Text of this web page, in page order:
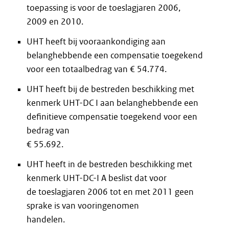
toepassing is voor de toeslagjaren 2006,
2009 en 2010.
UHT heeft bij vooraankondiging aan
belanghebbende een compensatie toegekend
voor een totaalbedrag van € 54.774.
UHT heeft bij de bestreden beschikking met
kenmerk UHT-DC I aan belanghebbende een
definitieve compensatie toegekend voor een
bedrag van
€ 55.692.
UHT heeft in de bestreden beschikking met
kenmerk UHT-DC-I A beslist dat voor
de toeslagjaren 2006 tot en met 2011 geen
sprake is van vooringenomen
handelen.